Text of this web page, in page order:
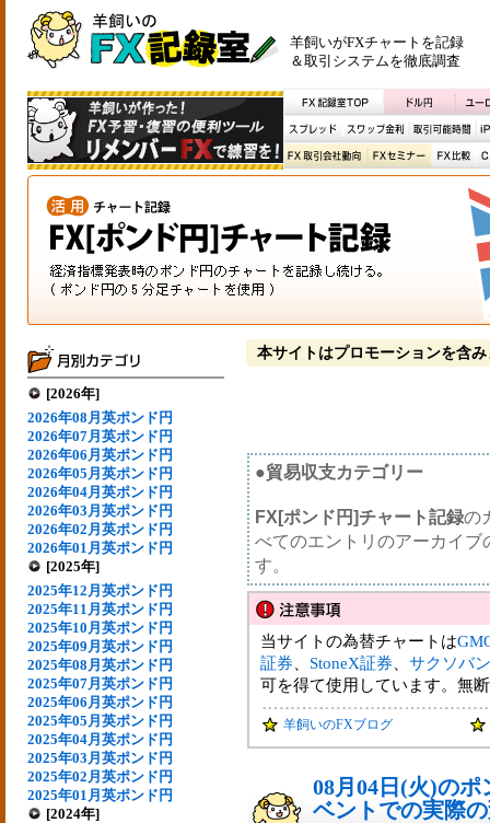
羊飼いがFXチャートを記録
＆取引システムを徹底調査
[2026年]
2026年08月英ポンド円
2026年07月英ポンド円
2026年06月英ポンド円
2026年05月英ポンド円
2026年04月英ポンド円
2026年03月英ポンド円
2026年02月英ポンド円
2026年01月英ポンド円
[2025年]
2025年12月英ポンド円
2025年11月英ポンド円
2025年10月英ポンド円
2025年09月英ポンド円
2025年08月英ポンド円
2025年07月英ポンド円
2025年06月英ポンド円
2025年05月英ポンド円
2025年04月英ポンド円
2025年03月英ポンド円
2025年02月英ポンド円
2025年01月英ポンド円
[2024年]
本サイトはプロモーションを含み
●貿易収支カテゴリー
FX[ポンド円]チャート記録の
べてのエントリのアーカイ
す。
当サイトの為替チャートは
証券
StoneX証券
サクソバ
可を得て使用しています。無
羊飼いのFXブログ
08月04日(火)の
ベントでの実際